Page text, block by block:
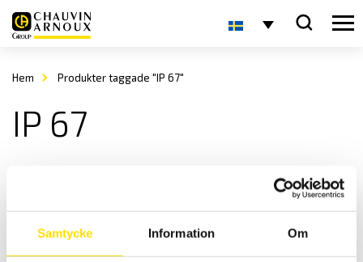
Samtycke Information Om
Hem Produkter taggade "IP 67"
IP 67